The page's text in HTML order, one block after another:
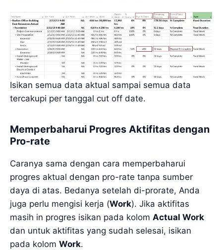
Isikan semua data aktual sampai semua data
tercakupi per tanggal cut off date.
Memperbaharui Progres Aktifitas dengan
Pro-rate
Caranya sama dengan cara memperbaharui
progres aktual dengan pro-rate tanpa sumber
daya di atas. Bedanya setelah di-prorate, Anda
juga perlu mengisi kerja (Work). Jika aktifitas
masih in progres isikan pada kolom Actual Work
dan untuk aktifitas yang sudah selesai, isikan
pada kolom Work.